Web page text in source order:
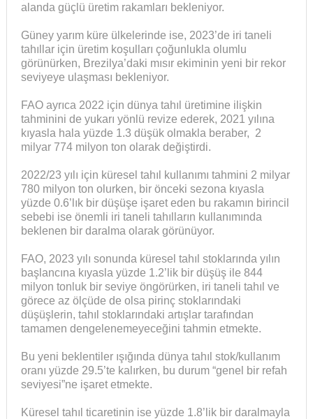
alanda güçlü üretim rakamları bekleniyor.
Güney yarım küre ülkelerinde ise, 2023’de iri taneli
tahıllar için üretim koşulları çoğunlukla olumlu
görünürken, Brezilya’daki mısır ekiminin yeni bir rekor
seviyeye ulaşması bekleniyor.
FAO ayrıca 2022 için dünya tahıl üretimine ilişkin
tahminini de yukarı yönlü revize ederek, 2021 yılına
kıyasla hala yüzde 1.3 düşük olmakla beraber, 2
milyar 774 milyon ton olarak değiştirdi.
2022/23 yılı için küresel tahıl kullanımı tahmini 2 milyar
780 milyon ton olurken, bir önceki sezona kıyasla
yüzde 0.6’lık bir düşüşe işaret eden bu rakamın birincil
sebebi ise önemli iri taneli tahılların kullanımında
beklenen bir daralma olarak görünüyor.
FAO, 2023 yılı sonunda küresel tahıl stoklarında yılın
başlancına kıyasla yüzde 1.2’lik bir düşüş ile 844
milyon tonluk bir seviye öngörürken, iri taneli tahıl ve
görece az ölçüde de olsa pirinç stoklarındaki
düşüşlerin, tahıl stoklarındaki artışlar tarafından
tamamen dengelenemeyeceğini tahmin etmekte.
Bu yeni beklentiler ışığında dünya tahıl stok/kullanım
oranı yüzde 29.5’te kalırken, bu durum “genel bir refah
seviyesi”ne işaret etmekte.
Küresel tahıl ticaretinin ise yüzde 1.8’lik bir daralmayla